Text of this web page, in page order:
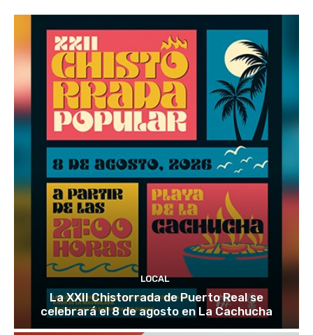
LOCAL
La XXII Chistorrada de Puerto Real se
celebrará el 8 de agosto en La Cachucha